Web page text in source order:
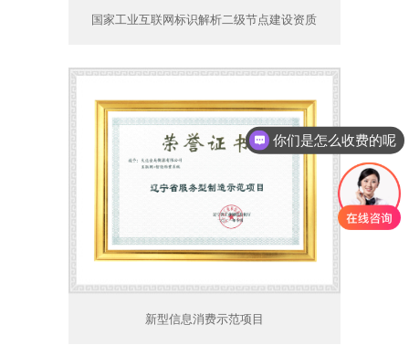
国家工业互联网标识解析二级节点建设资质
新型信息消费示范项目
你们是怎么收费的呢